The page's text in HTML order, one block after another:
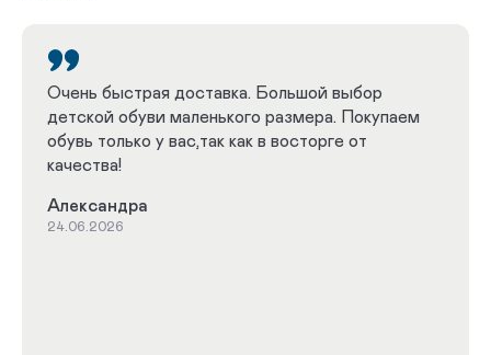
Очень быстрая доставка. Большой выбор
детской обуви маленького размера. Покупаем
обувь только у вас,так как в восторге от
качества!
Александра
24.06.2026